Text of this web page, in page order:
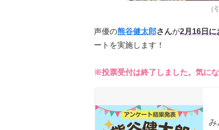
（
声優の熊谷健太郎さんが2月16日に
ートを実施します！
※投票受付は終了しました。気に